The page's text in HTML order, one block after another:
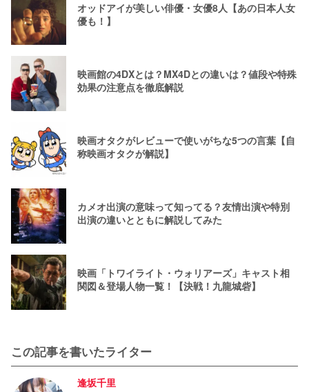
オッドアイが美しい俳優・女優8人【あの日本人女
優も！】
映画館の4DXとは？MX4Dとの違いは？値段や特殊
効果の注意点を徹底解説
映画オタクがレビューで使いがちな5つの言葉【自
称映画オタクが解説】
カメオ出演の意味って知ってる？友情出演や特別
出演の違いとともに解説してみた
映画「トワイライト・ウォリアーズ」キャスト相
関図＆登場人物一覧！【決戦！九龍城砦】
この記事を書いたライター
逢坂千里